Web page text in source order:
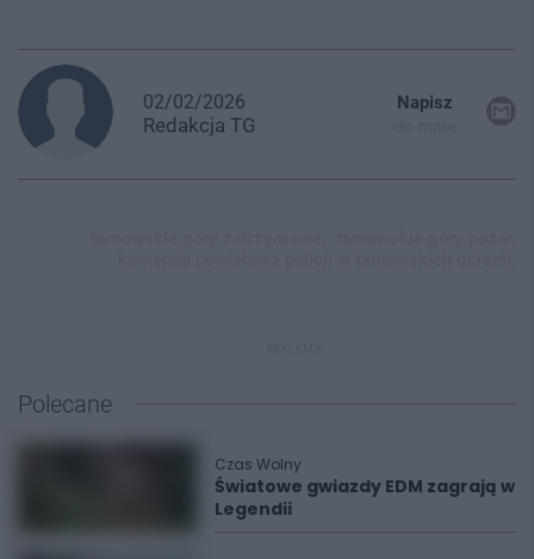
02/02/2026
Redakcja TG
Napisz
Polecane
Czas Wolny
Światowe gwiazdy EDM zagrają w
Legendii